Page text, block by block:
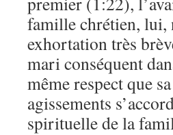
famille chrétien, lui,
exhortation très
mari conséquent
même respect que
agissements
spirituelle de la